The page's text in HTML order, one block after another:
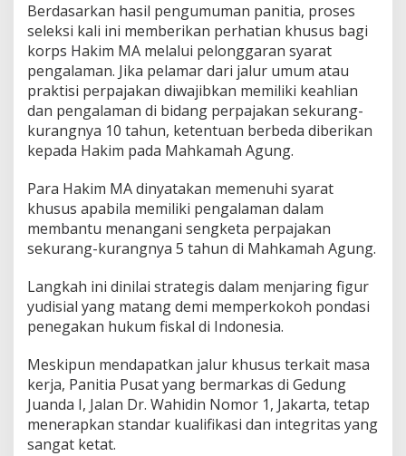
g
I
i
?
Berdasarkan hasil pengumuman panitia, proses
seleksi kali ini memberikan perhatian khusus bagi
korps Hakim MA melalui pelonggaran syarat
pengalaman. Jika pelamar dari jalur umum atau
praktisi perpajakan diwajibkan memiliki keahlian
dan pengalaman di bidang perpajakan sekurang-
kurangnya 10 tahun, ketentuan berbeda diberikan
kepada Hakim pada Mahkamah Agung.
Para Hakim MA dinyatakan memenuhi syarat
khusus apabila memiliki pengalaman dalam
membantu menangani sengketa perpajakan
sekurang-kurangnya 5 tahun di Mahkamah Agung.
Langkah ini dinilai strategis dalam menjaring figur
yudisial yang matang demi memperkokoh pondasi
penegakan hukum fiskal di Indonesia.
Meskipun mendapatkan jalur khusus terkait masa
kerja, Panitia Pusat yang bermarkas di Gedung
Juanda I, Jalan Dr. Wahidin Nomor 1, Jakarta, tetap
menerapkan standar kualifikasi dan integritas yang
sangat ketat.